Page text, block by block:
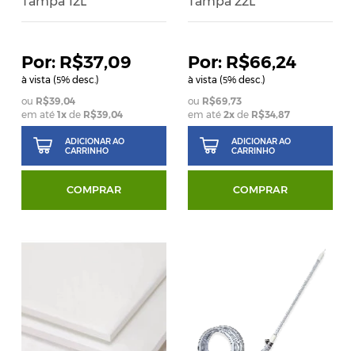
R$37,09
à vista (5% desc.)
R$39,04
em até1x de R$39,04
ADICIONAR AO
CARRINHO
COMPRAR
R$66,24
à vista (5% desc.)
R$69,73
em até 2xde R$34,87
ADICIONAR AO
CARRINHO
COMPRAR